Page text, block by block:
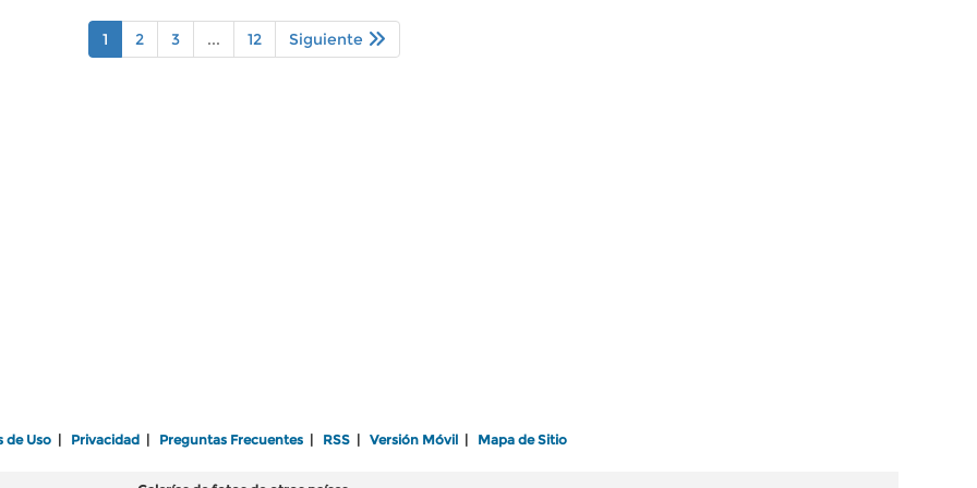
1 2 3 ... 12 Siguiente
de Uso Privacidad Preguntas Frecuentes RSS Versión Móvil Mapa de Sitio